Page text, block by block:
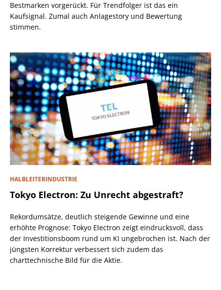
Bestmarken vorgerückt. Für Trendfolger ist das ein
Kaufsignal. Zumal auch Anlagestory und Bewertung
stimmen.
HALBLEITERINDUSTRIE
Tokyo Electron: Zu Unrecht abgestraft?
Rekordumsätze, deutlich steigende Gewinne und eine
erhöhte Prognose: Tokyo Electron zeigt eindrucksvoll, dass
der Investitionsboom rund um KI ungebrochen ist. Nach der
jüngsten Korrektur verbessert sich zudem das
charttechnische Bild für die Aktie.